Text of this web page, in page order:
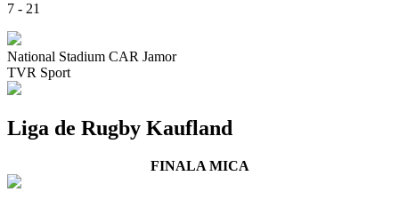
7 - 21
National Stadium CAR Jamor
TVR Sport
Liga de Rugby Kaufland
FINALA MICA